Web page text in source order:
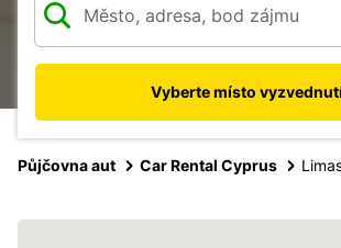
Vyberte místo
Půjčovna aut Car Rental Cyprus